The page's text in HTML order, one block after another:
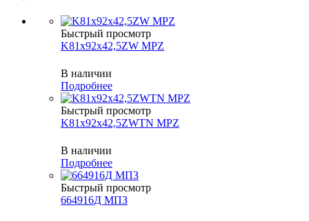
Быстрый просмотр
K81x92x42,5ZW MPZ
В наличии
Подробнее
Быстрый просмотр
K81x92x42,5ZWTN MPZ
В наличии
Подробнее
Быстрый просмотр
664916Д МПЗ